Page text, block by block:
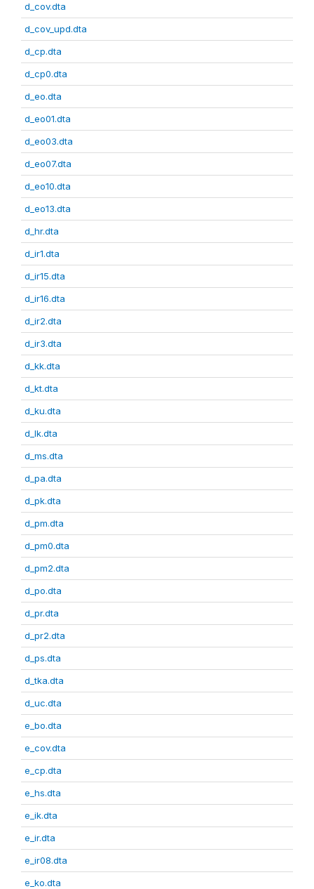
d_cov.dta
d_cov_upd.dta
d_cp.dta
d_cp0.dta
d_eo.dta
d_eo01.dta
d_eo03.dta
d_eo07.dta
d_eo10.dta
d_eo13.dta
d_hr.dta
d_ir1.dta
d_ir15.dta
d_ir16.dta
d_ir2.dta
d_ir3.dta
d_kk.dta
d_kt.dta
d_ku.dta
d_lk.dta
d_ms.dta
d_pa.dta
d_pk.dta
d_pm.dta
d_pm0.dta
d_pm2.dta
d_po.dta
d_pr.dta
d_pr2.dta
d_ps.dta
d_tka.dta
d_uc.dta
e_bo.dta
e_cov.dta
e_cp.dta
e_hs.dta
e_ik.dta
e_ir.dta
e_ir08.dta
e_ko.dta